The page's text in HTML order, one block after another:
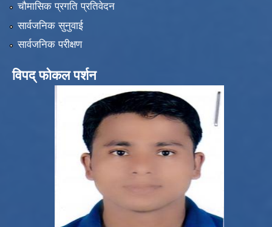
चौमासिक प्रगति प्रतिवेदन
सार्वजनिक सुनुवाई
सार्वजनिक परीक्षण
विपद् फोकल पर्शन